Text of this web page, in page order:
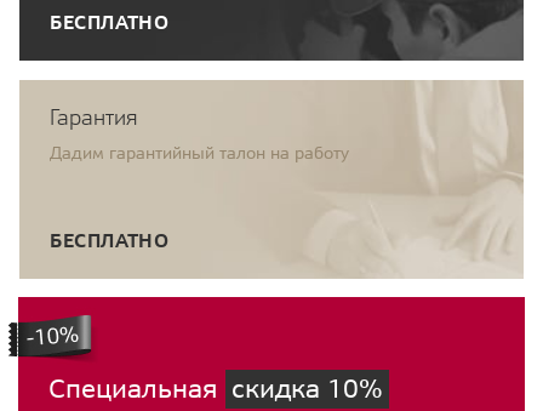
БЕСПЛАТНО
Гарантия
Дадим гарантийный талон на работу
БЕСПЛАТНО
Специальная скидка 10%